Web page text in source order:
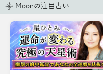
Moonの注目占い